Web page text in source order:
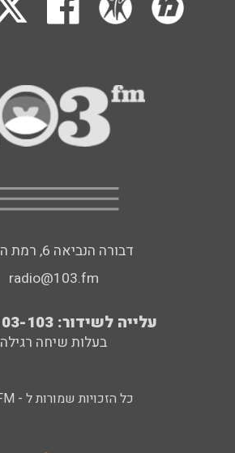
דבורה הנביאה 6, רמת השרון
radio@103.fm
עלייה לשידור: 0552-103-103
בעלות שיחה רגילה
כל הזכויות שמורות ל - 103FM